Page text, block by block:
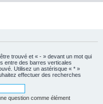
trouvé et « - » devant un mot qui
entre des barres verticales
Utilisez un astérisque « * »
effectuer des recherches
question comme élément